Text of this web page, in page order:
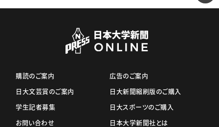
購読のご案内
日大文芸賞のご案内
学生記者募集
お問い合わせ
広告のご案内
日大新聞縮刷版のご購入
日大スポーツのご購入
日本大学新聞社とは